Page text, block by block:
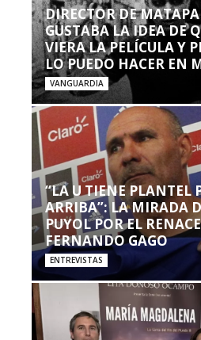
DIRECTOR DE
GUSTABA LA IDEA DE
VIERA LA PELÍCULA Y
LO PUEDO HACER EN
VANGUARDIA
“LA U TIENE PLANTEL
ARRIBA”: LA MIRADA
PUYOL POR EL
FERNANDO GAGO
ENTREVISTAS